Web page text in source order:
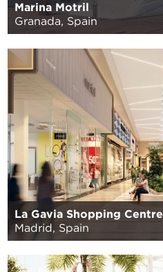
Marina Motril
Granada, Spain
La Gavia Shopping Centre
Madrid, Spain